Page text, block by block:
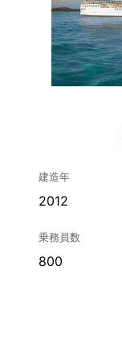
建造年
2012
乗務員数
800